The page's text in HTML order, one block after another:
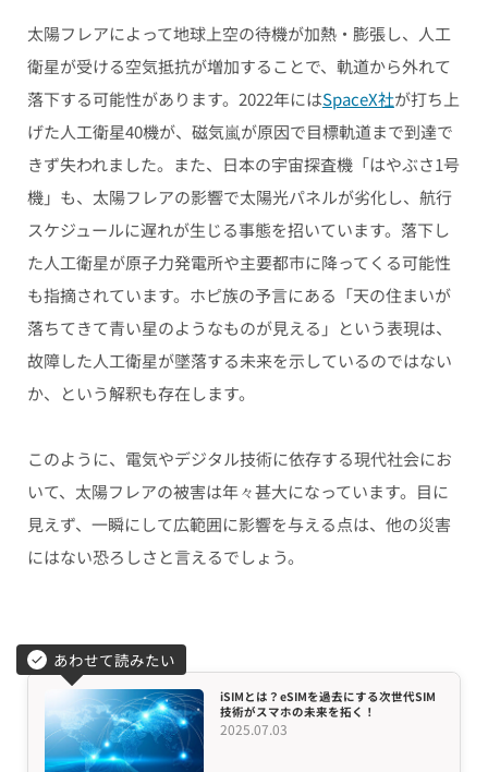
太陽フレアによって地球上空の待機が加熱・膨張し、人工
衛星が受ける空気抵抗が増加することで、軌道から外れて
落下する可能性があります。2022年にはSpaceX社が打ち上
げた人工衛星40機が、磁気嵐が原因で目標軌道まで到達で
きず失われました。また、日本の宇宙探査機「はやぶさ1号
機」も、太陽フレアの影響で太陽光パネルが劣化し、航行
スケジュールに遅れが生じる事態を招いています。落下し
た人工衛星が原子力発電所や主要都市に降ってくる可能性
も指摘されています。ホピ族の予言にある「天の住まいが
落ちてきて青い星のようなものが見える」という表現は、
故障した人工衛星が墜落する未来を示しているのではない
か、という解釈も存在します。
このように、電気やデジタル技術に依存する現代社会にお
いて、太陽フレアの被害は年々甚大になっています。目に
見えず、一瞬にして広範囲に影響を与える点は、他の災害
にはない恐ろしさと言えるでしょう。
あわせて読みたい
iSIMとは？eSIMを過去にする次世代SIM
技術がスマホの未来を拓く！
2025.07.03